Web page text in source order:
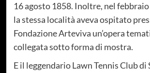
16 agosto 1858. Inoltre, nel febbraio
la stessa località aveva ospitato
Fondazione Arteviva un’opera
collegata sotto forma di mostra.
E il leggendario Lawn Tennis Club di